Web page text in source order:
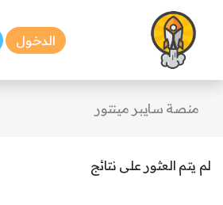
الدخول
منصة سايبر مينتور
لم يتم العثور على نتائج